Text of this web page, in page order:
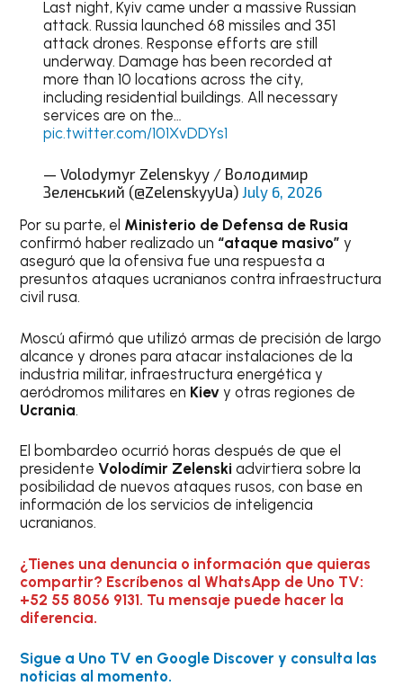
Last night, Kyiv came under a massive Russian
attack. Russia launched 68 missiles and 351
attack drones. Response efforts are still
underway. Damage has been recorded at
more than 10 locations across the city,
including residential buildings. All necessary
services are on the…
pic.twitter.com/101XvDDYs1
— Volodymyr Zelenskyy / Володимир
Зеленський (@ZelenskyyUa) July 6, 2026
Por su parte, el Ministerio de Defensa de Rusia
confirmó haber realizado un “ataque masivo” y
aseguró que la ofensiva fue una respuesta a
presuntos ataques ucranianos contra infraestructura
civil rusa.
Moscú afirmó que utilizó armas de precisión de largo
alcance y drones para atacar instalaciones de la
industria militar, infraestructura energética y
aeródromos militares en Kiev y otras regiones de
Ucrania.
El bombardeo ocurrió horas después de que el
presidenteVolodímir Zelenski advirtiera sobre la
posibilidad de nuevos ataques rusos, con base en
información de los servicios de inteligencia
ucranianos.
¿Tienes una denuncia o información que quieras
compartir? Escríbenos al WhatsApp de Uno TV:
+52 55 8056 9131. Tu mensaje puede hacer la
diferencia.
Sigue a Uno TV en Google Discover y consulta las
noticias al momento.